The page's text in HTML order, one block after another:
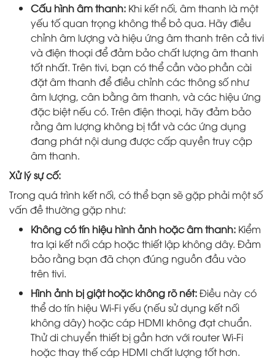
Cấu hình âm thanh: Khi kết nối, âm thanh là một
yếu tố quan trọng không thể bỏ qua. Hãy điều
chỉnh âm lượng và hiệu ứng âm thanh trên cả tivi
và điện thoại để đảm bảo chất lượng âm thanh
tốt nhất. Trên tivi, bạn có thể cần vào phần cài
đặt âm thanh để điều chỉnh các thông số như
âm lượng, cân bằng âm thanh, và các hiệu ứng
đặc biệt nếu có. Trên điện thoại, hãy đảm bảo
rằng âm lượng không bị tắt và các ứng dụng
đang phát nội dung được cấp quyền truy cập
âm thanh.
Xử lý sự cố:
Trong quá trình kết nối, có thể bạn sẽ gặp phải một số
vấn đề thường gặp như:
Không có tín hiệu hình ảnh hoặc âm thanh: Kiểm
tra lại kết nối cáp hoặc thiết lập không dây. Đảm
bảo rằng bạn đã chọn đúng nguồn đầu vào
trên tivi.
Hình ảnh bị giật hoặc không rõ nét:Điều này có
thể do tín hiệu Wi-Fi yếu (nếu sử dụng kết nối
không dây) hoặc cáp HDMI không đạt chuẩn.
Thử di chuyển thiết bị gần hơn với router Wi-Fi
hoặc thay thế cáp HDMI chất lượng tốt hơn.